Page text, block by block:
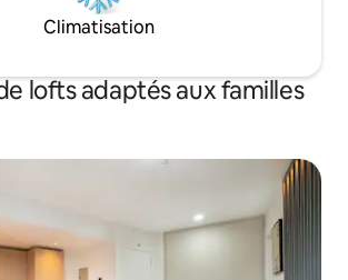
Climatisation
lofts adaptés aux familles